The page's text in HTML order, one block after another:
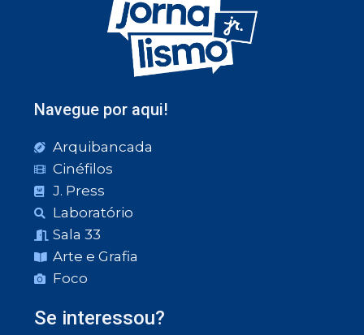
Navegue por aqui!
Arquibancada
Cinéfilos
J. Press
Laboratório
Sala 33
Arte e Grafia
Foco
Se interessou?